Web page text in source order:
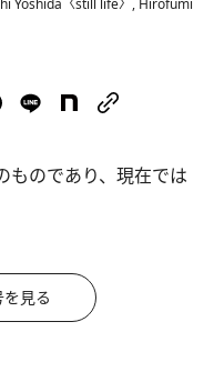
Yoshida〈still life〉, Hirofumi
ものであり、現在では
見る